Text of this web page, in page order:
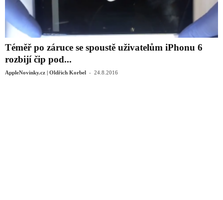
Téměř po záruce se spoustě uživatelům iPhonu 6
rozbijí čip pod...
AppleNovinky.cz | Oldřich Korbel - 24.8.2016